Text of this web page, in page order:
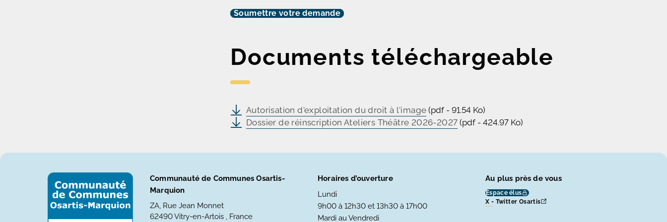
Documents téléchargeable
Autorisation d'exploitation du droit à l'image (pdf - 91.54 Ko)
Dossier de réinscription Ateliers Théâtre 2026-2027 (pdf - 424.97 Ko)
Communauté de Communes Osartis-
Marquion
ZA, Rue Jean Monnet
62490 Vitry-en-Artois , France
Horaires d’ouverture
Lundi
9h00 à 12h30 et 13h30 à 17h00
Mardi au Vendredi
Au plus près de vous
Espace élus
X - Twitter Osartis